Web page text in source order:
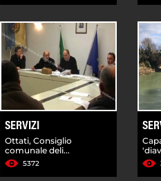
SERVIZI
Ottati, Consiglio
comunale deli...
5372